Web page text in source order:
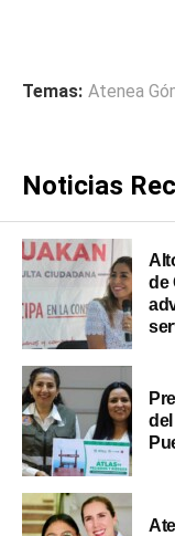
Temas: Atenea
Noticias
de